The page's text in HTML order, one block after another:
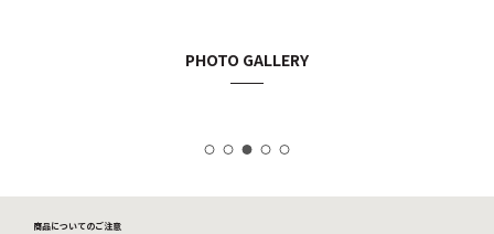
PHOTO GALLERY
商品についてのご注意